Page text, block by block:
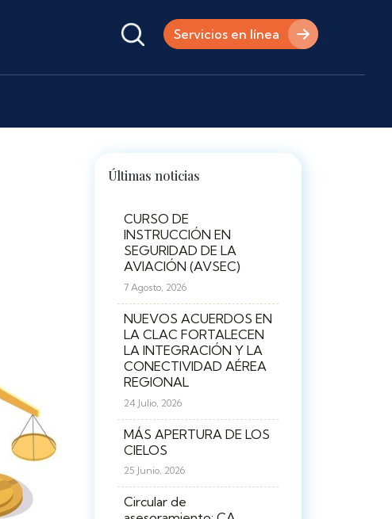
Servicios en línea
Últimas noticias
CURSO DE
INSTRUCCIÓN EN
SEGURIDAD DE LA
AVIACIÓN (AVSEC)
7 Agosto, 2026
NUEVOS ACUERDOS EN
LA CLAC FORTALECEN
LA INTEGRACIÓN Y LA
CONECTIVIDAD AÉREA
REGIONAL
24 Julio, 2026
MÁS APERTURA DE LOS
CIELOS
25 Junio, 2026
Circular de